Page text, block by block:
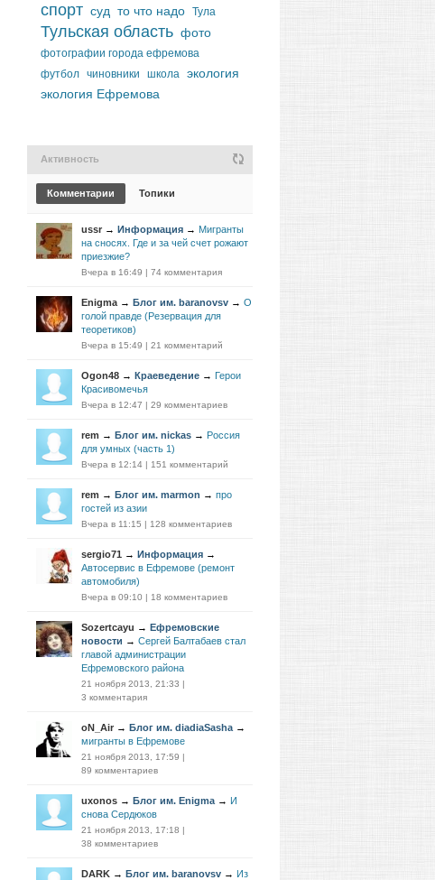
спорт суд то что надо Тула
Тульская область фото
фотографии города ефремова
футбол чиновники школа экология
экология Ефремова
Активность
Комментарии Топики
ussr → Информация → Мигранты
на сносях. Где и за чей счет рожают
приезжие?
Вчера в 16:49 | 74 комментария
Enigma → Блог им. baranovsv → О
голой правде (Резервация для
теоретиков)
Вчера в 15:49 | 21 комментарий
Ogon48 → Краеведение → Герои
Красивомечья
Вчера в 12:47 | 29 комментариев
rem → Блог им. nickas → Россия
для умных (часть 1)
Вчера в 12:14 | 151 комментарий
rem → Блог им. marmon → про
гостей из азии
Вчера в 11:15 | 128 комментариев
sergio71 → Информация →
Автосервис в Ефремове (ремонт
автомобиля)
Вчера в 09:10 | 18 комментариев
Sozertcayu → Ефремовские
новости → Сергей Балтабаев стал
главой администрации
Ефремовского района
21 ноября 2013, 21:33 |
3 комментария
oN_Air → Блог им. diadiaSasha →
мигранты в Ефремове
21 ноября 2013, 17:59 |
89 комментариев
uxonos → Блог им. Enigma → И
снова Сердюков
21 ноября 2013, 17:18 |
38 комментариев
DARK → Блог им. baranovsv → Из